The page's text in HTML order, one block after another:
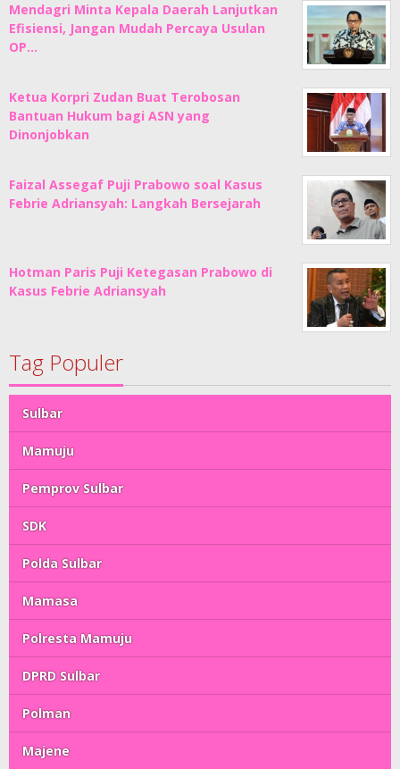
Mendagri Minta Kepala Daerah Lanjutkan
Efisiensi, Jangan Mudah Percaya Usulan
OP…
Ketua Korpri Zudan Buat Terobosan
Bantuan Hukum bagi ASN yang
Dinonjobkan
Faizal Assegaf Puji Prabowo soal Kasus
Febrie Adriansyah: Langkah Bersejarah
Hotman Paris Puji Ketegasan Prabowo di
Kasus Febrie Adriansyah
Tag Populer
Sulbar
Mamuju
Pemprov Sulbar
SDK
Polda Sulbar
Mamasa
Polresta Mamuju
DPRD Sulbar
Polman
Majene